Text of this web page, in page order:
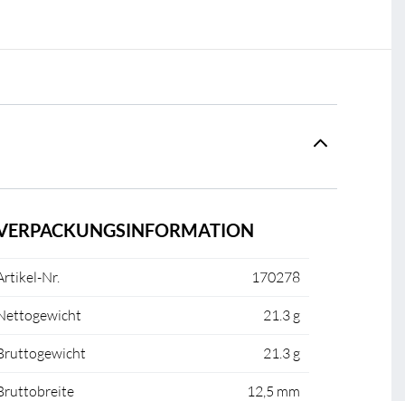
Nr. 170278
21.3 g
21.3 g
12,5 mm